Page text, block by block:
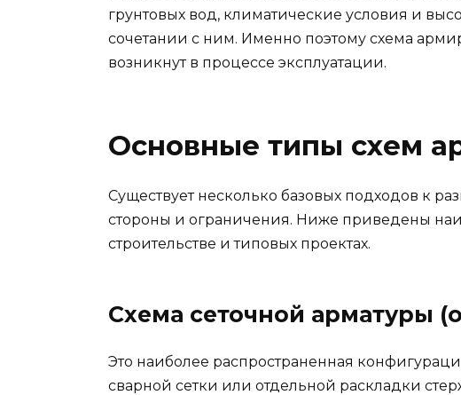
грунтовых вод, климатические условия и
сочетании с ним. Именно поэтому схема
возникнут в процессе эксплуатации.
Основные типы схем
Существует несколько базовых подходов к
стороны и ограничения. Ниже приведены
строительстве и типовых проектах.
Схема сеточной арматуры
Это наиболее распространенная
сварной сетки или отдельной раскладки